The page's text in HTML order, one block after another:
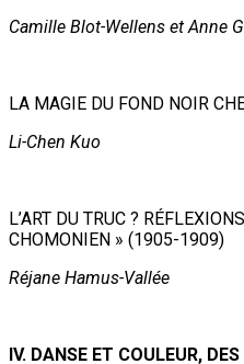
Camille Blot-Wellens et Anne
LA MAGIE DU FOND NOIR
Li-Chen Kuo
L’ART DU TRUC ?
CHOMONIEN » (1905-1909)
Réjane Hamus-Vallée
IV. DANSE ET COULEUR,